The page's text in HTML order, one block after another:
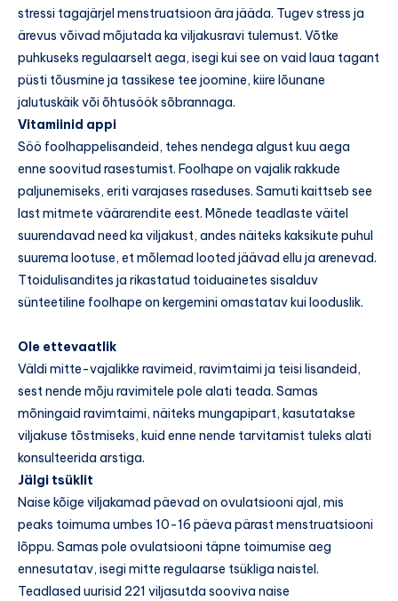
stressi tagajärjel menstruatsioon ära jääda. Tugev stress ja
ärevus võivad mõjutada ka viljakusravi tulemust. Võtke
puhkuseks regulaarselt aega, isegi kui see on vaid laua tagant
püsti tõusmine ja tassikese tee joomine, kiire lõunane
jalutuskäik või õhtusöök sõbrannaga.
Vitamiinid appi
Söö foolhappelisandeid, tehes nendega algust kuu aega
enne soovitud rasestumist. Foolhape on vajalik rakkude
paljunemiseks, eriti varajases raseduses. Samuti kaittseb see
last mitmete väärarendite eest. Mõnede teadlaste väitel
suurendavad need ka viljakust, andes näiteks kaksikute puhul
suurema lootuse, et mõlemad looted jäävad ellu ja arenevad.
Ttoidulisandites ja rikastatud toiduainetes sisalduv
sünteetiline foolhape on kergemini omastatav kui looduslik.
Ole ettevaatlik
Väldi mitte-vajalikke ravimeid, ravimtaimi ja teisi lisandeid,
sest nende mõju ravimitele pole alati teada. Samas
mõningaid ravimtaimi, näiteks mungapipart, kasutatakse
viljakuse tõstmiseks, kuid enne nende tarvitamist tuleks alati
konsulteerida arstiga.
Jälgi tsüklit
Naise kõige viljakamad päevad on ovulatsiooni ajal, mis
peaks toimuma umbes 10-16 päeva pärast menstruatsiooni
lõppu. Samas pole ovulatsiooni täpne toimumise aeg
ennesutatav, isegi mitte regulaarse tsükliga naistel.
Teadlased uurisid 221 viljasutda sooviva naise